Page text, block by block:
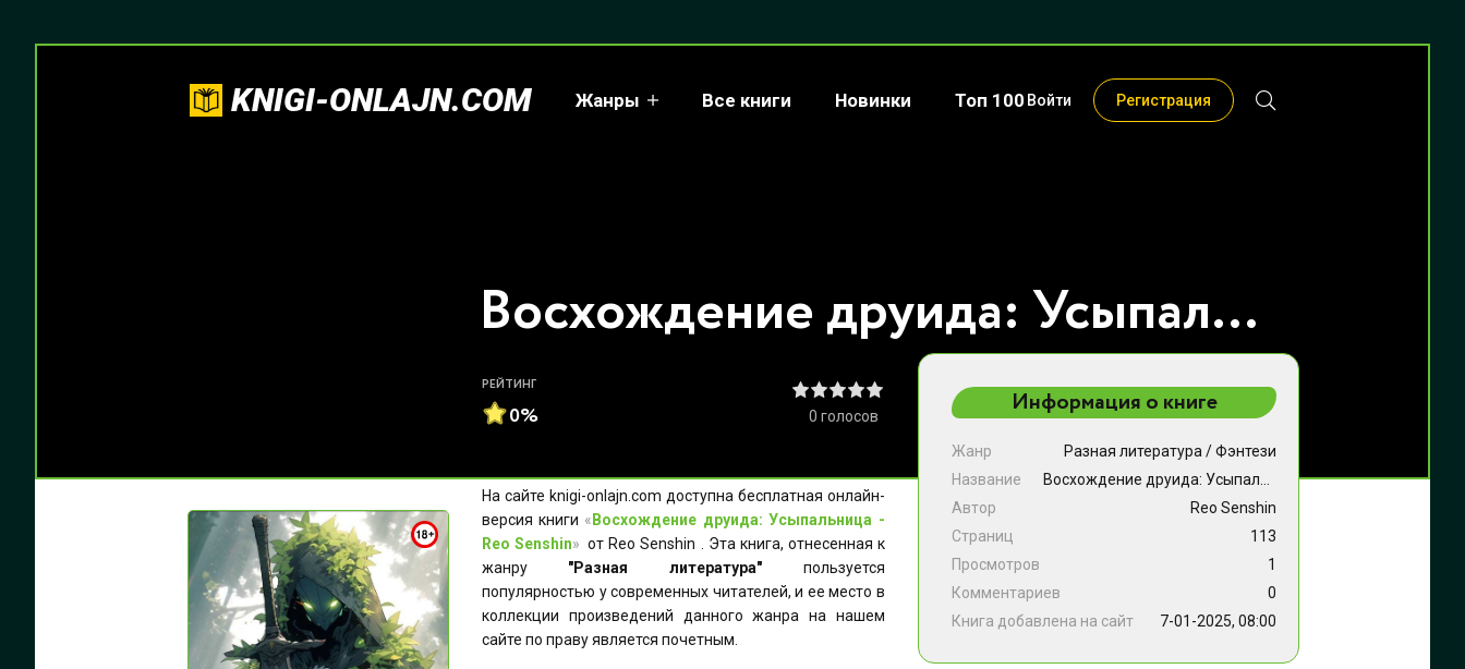
KNIGI-ONLAJN.COM Жанры Все книги Новинки Топ 100 Войти Регистрация
Восхождение друида: Усыпальница - Reo Senshin
РЕЙТИНГ
0% 0 голосов
На сайте knigi-onlajn.com доступна бесплатная онлайн-
версия книги « Восхождение друида: Усыпальница -
Reo Senshin» от Reo Senshin . Эта книга, отнесенная к
жанру "Разная литература" пользуется
популярностью у современных читателей, и ее место в
коллекции произведений данного жанра на нашем
сайте по праву является почетным.
Информация о книге
Жанр Разная литература /Фэнтези
Название
Автор
Reo Senshin
Страниц
113
Просмотров
1
Комментариев
0
Книга добавлена на сайт
7-01-2025, 08:00